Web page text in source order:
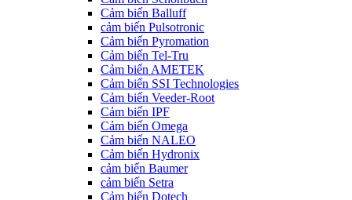
Cảm biến Balluff
cảm biến Pulsotronic
Cảm biến Pyromation
Cảm biến Tel-Tru
Cảm biến AMETEK
Cảm biến SSI Technologies
Cảm biến Veeder-Root
Cảm biến IPF
Cảm biến Omega
Cảm biến NALEO
Cảm biến Hydronix
cảm biến Baumer
cảm biến Setra
Cảm biến Dotech